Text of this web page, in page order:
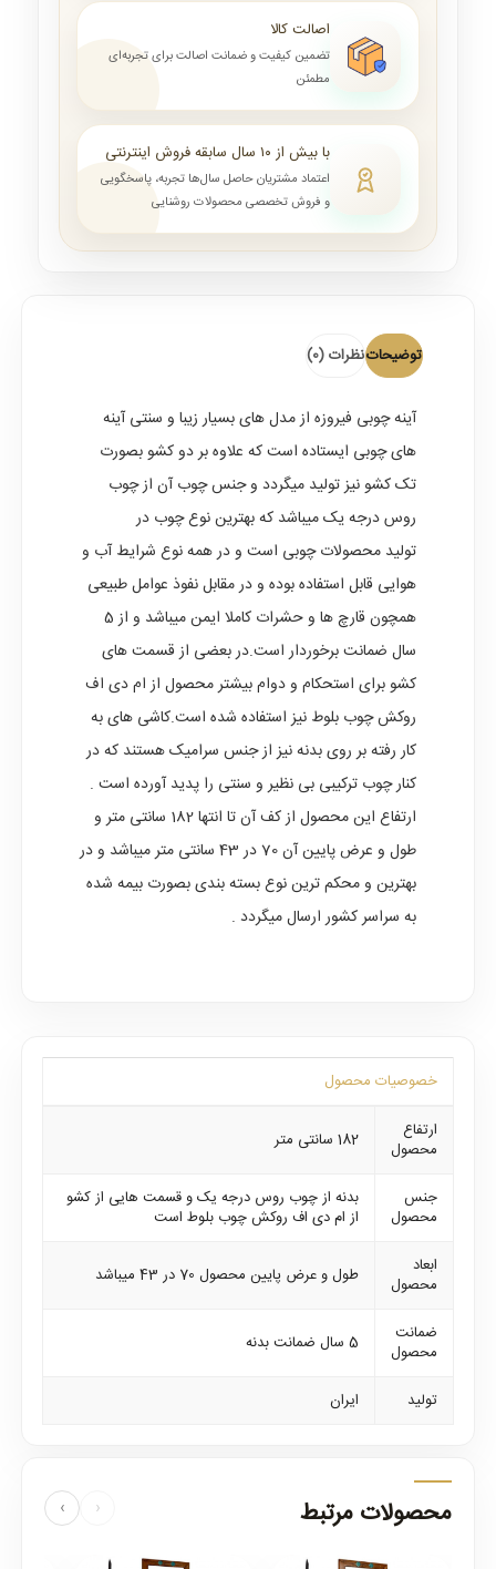
اصالت کالا
تضمین کیفیت و ضمانت اصالت برای تجربه‌ای
مطمئن
با بیش از ۱۰ سال سابقه فروش اینترنتی
اعتماد مشتریان حاصل سال‌ها تجربه، پاسخگویی
و فروش تخصصی محصولات روشنایی
توضیحاتنظرات (0)
آینه چوبی فیروزه از مدل های بسیار زیبا و سنتی آینه
های چوبی ایستاده است که علاوه بر دو کشو بصورت
تک کشو نیز تولید میگردد و جنس چوب آن از چوب
روس درجه یک میباشد که بهترین نوع چوب در
تولید محصولات چوبی است و در همه نوع شرایط آب و
هوایی قابل استفاده بوده و در مقابل نفوذ عوامل طبیعی
همچون قارچ ها و حشرات کاملا ایمن میباشد و از 5
سال ضمانت برخوردار است.در بعضی از قسمت های
کشو برای استحکام و دوام بیشتر محصول از ام دی اف
روکش چوب بلوط نیز استفاده شده است.کاشی های به
کار رفته بر روی بدنه نیز از جنس سرامیک هستند که در
کنار چوب ترکیبی بی نظیر و سنتی را پدید آورده است .
ارتفاع این محصول از کف آن تا انتها 182 سانتی متر و
طول و عرض پایین آن 70 در 43 سانتی متر میباشد و در
بهترین و محکم ترین نوع بسته بندی بصورت بیمه شده
به سراسر کشور ارسال میگردد .
خصوصیات محصول
ارتفاع
محصول
182 سانتی متر
جنس
محصول
بدنه از چوب روس درجه یک و قسمت هایی از کشو
از ام دی اف روکش چوب بلوط است
ابعاد
محصول
طول و عرض پایین محصول 70 در 43 میباشد
ضمانت
محصول
5 سال ضمانت بدنه
تولید ایران
محصولات مرتبط ‹
›